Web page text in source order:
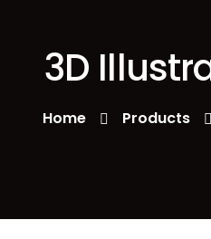
3D
Home Products